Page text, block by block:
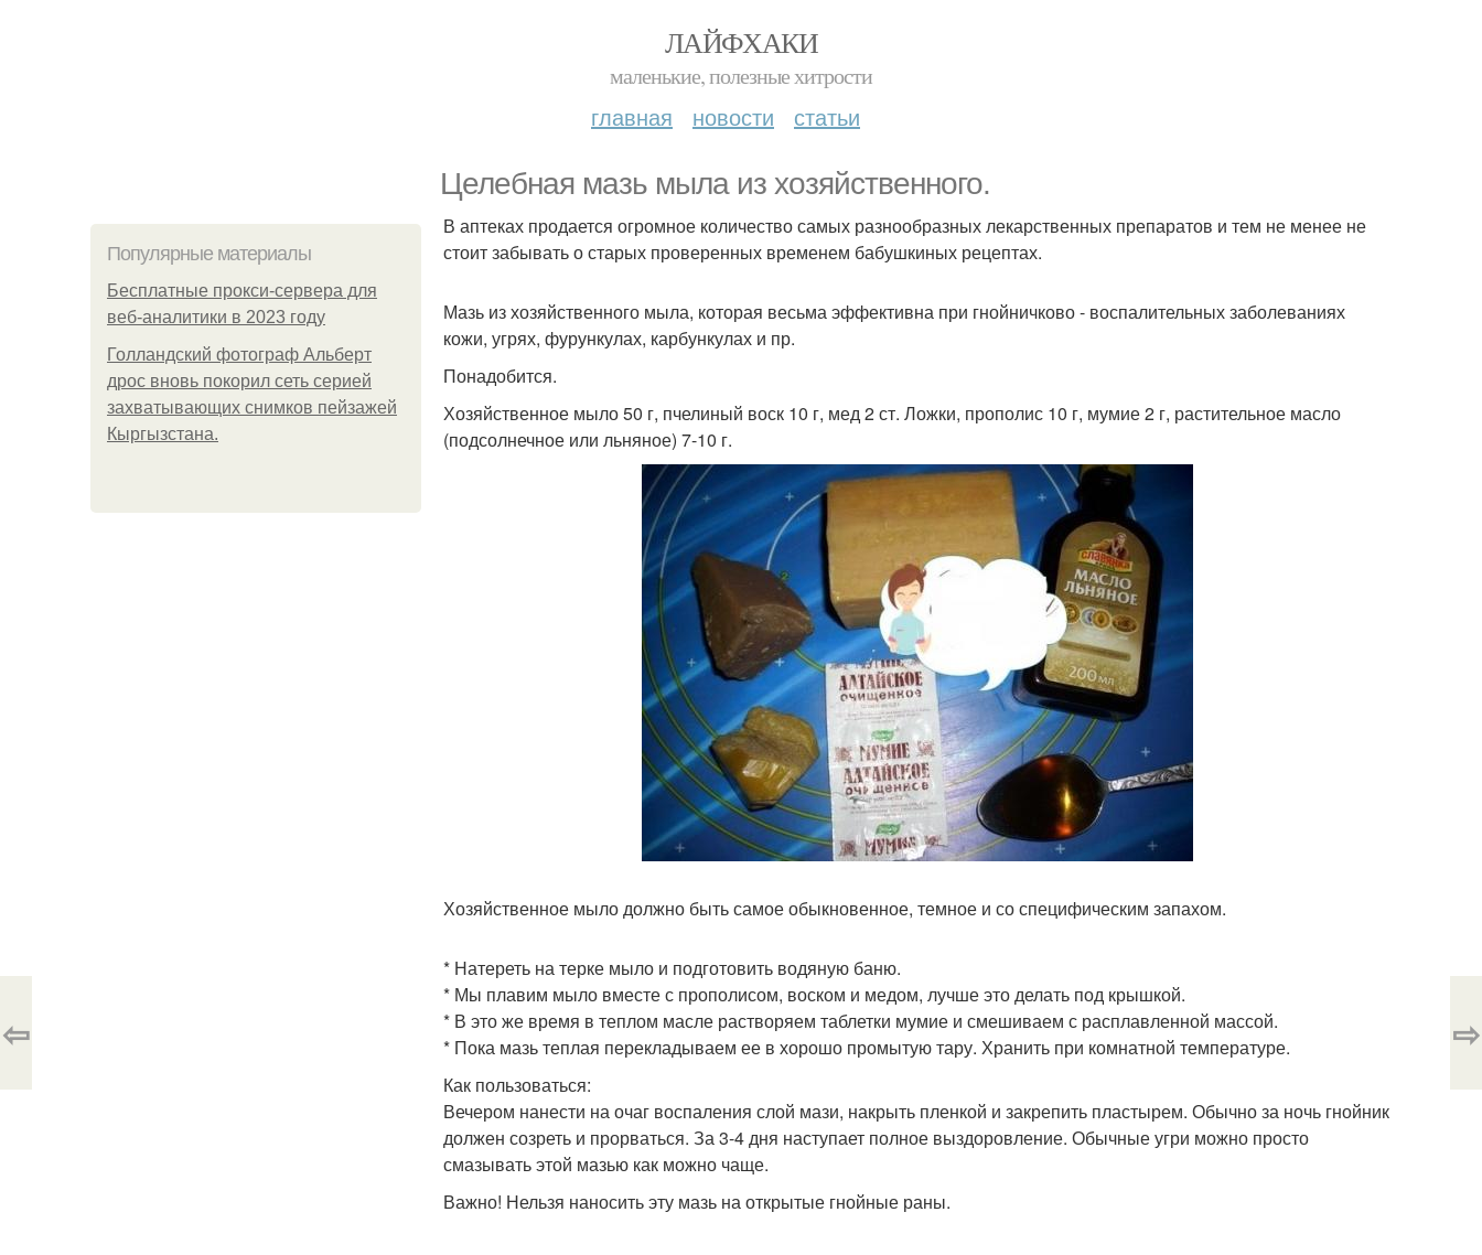
ЛАЙФХАКИ
маленькие, полезные хитрости
главная новости статьи
Целебная мазь мыла из хозяйственного.
Популярные материалы
Бесплатные прокси-сервера для
веб-аналитики в 2023 году
Голландский фотограф Альберт
дрос вновь покорил сеть серией
захватывающих снимков пейзажей
Кыргызстана.
В аптеках продается огромное количество самых разнообразных лекарственных препаратов и тем не менее не
стоит забывать о старых проверенных временем бабушкиных рецептах.
Мазь из хозяйственного мыла, которая весьма эффективна при гнойничково - воспалительных заболеваниях
кожи, угрях, фурункулах, карбункулах и пр.
Понадобится.
Хозяйственное мыло 50 г, пчелиный воск 10 г, мед 2 ст. Ложки, прополис 10 г, мумие 2 г, растительное масло
(подсолнечное или льняное) 7-10 г.
Хозяйственное мыло должно быть самое обыкновенное, темное и со специфическим запахом.
* Натереть на терке мыло и подготовить водяную баню.
* Мы плавим мыло вместе с прополисом, воском и медом, лучше это делать под крышкой.
* В это же время в теплом масле растворяем таблетки мумие и смешиваем с расплавленной массой.
* Пока мазь теплая перекладываем ее в хорошо промытую тару. Хранить при комнатной температуре.
Как пользоваться:
Вечером нанести на очаг воспаления слой мази, накрыть пленкой и закрепить пластырем. Обычно за ночь гнойник
должен созреть и прорваться. За 3-4 дня наступает полное выздоровление. Обычные угри можно просто
смазывать этой мазью как можно чаще.
Важно! Нельзя наносить эту мазь на открытые гнойные раны.
⇦ ⇨